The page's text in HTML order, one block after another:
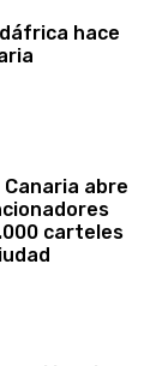
hace
Canaria abre
carteles